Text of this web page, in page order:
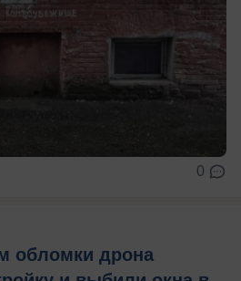
0
обломки дрона